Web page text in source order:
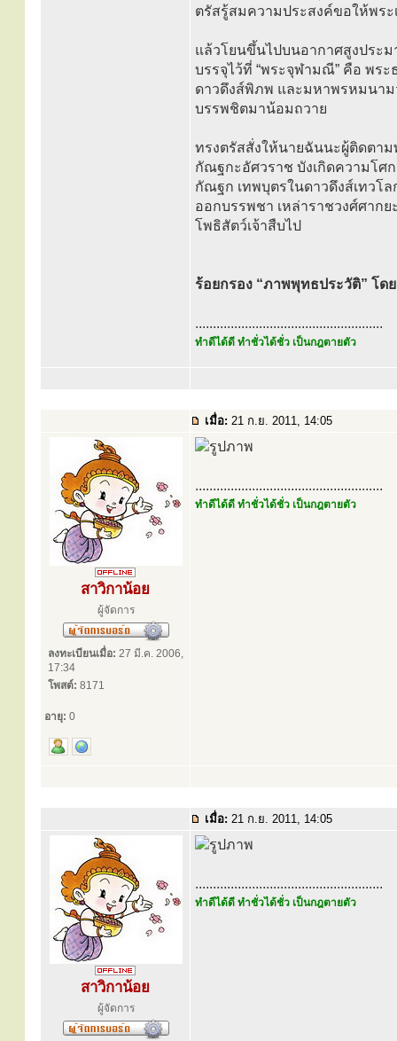
ตรัสรู้สมความประสงค์ขอให้พระ
แล้วโยนขึ้นไปบนอากาศสูงประ
บรรจุไว้ที่ “พระจุฬามณี” คือ พร
ดาวดึงส์พิภพ และมหาพรหมนาม
บรรพชิตมาน้อมถวาย
ทรงตรัสสั่งให้นายฉันนะผู้ติดตา
กัณฐกะอัศวราช บังเกิดความโศ
กัณฐก เทพบุตรในดาวดึงส์เทวโ
ออกบรรพชา เหล่าราชวงศ์ศาก
โพธิสัตว์เจ้าสืบไป
ร้อยกรอง “ภาพพุทธประวัติ” โด
.....................................................
ทำดีได้ดี ทำชั่วได้ชั่ว เป็นกฎตายตัว
เมื่อ: 21 ก.ย. 2011, 14:05
สาวิกาน้อย
ผู้จัดการ
ลงทะเบียนเมื่อ: 27 มี.ค. 2006,
17:34
โพสต์: 8171
อายุ: 0
.....................................................
ทำดีได้ดี ทำชั่วได้ชั่ว เป็นกฎตายตัว
เมื่อ: 21 ก.ย. 2011, 14:05
สาวิกาน้อย
ผู้จัดการ
.....................................................
ทำดีได้ดี ทำชั่วได้ชั่ว เป็นกฎตายตัว